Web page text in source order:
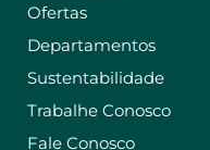
Ofertas
Departamentos
Sustentabilidade
Trabalhe Conosco
Fale Conosco